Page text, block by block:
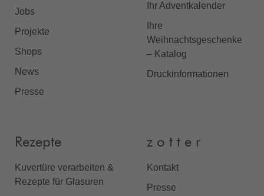
Jobs
Projekte
Shops
News
Presse
Ihr Adventkalender
Ihre
Weihnachtsgeschenke
– Katalog
Druckinformationen
Rezepte
Kuvertüre verarbeiten &
Rezepte für Glasuren
z o t t e r
Kontakt
Presse